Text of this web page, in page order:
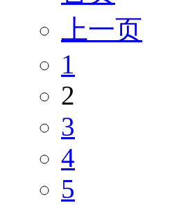
上一页
1
2
3
4
5